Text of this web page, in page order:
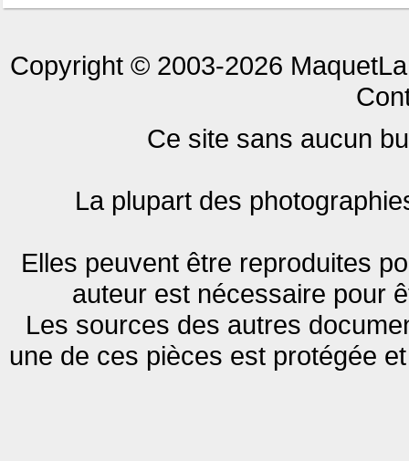
Copyright © 2003-2026
Ce site sans aucun
La plupart des
Elles peuvent être reproduites
auteur est nécessaire pour
Les sources des autres
une de ces pièces est protégée